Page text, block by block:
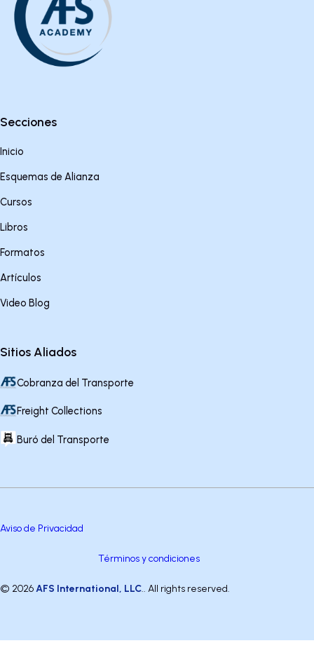
Secciones
Inicio
Esquemas de Alianza
Cursos
Libros
Formatos
Artículos
Video Blog
Sitios Aliados
Cobranza del Transporte
Freight Collections
Buró del Transporte
© 2026AFS International, LLC.. All rights reserved.
Términos y condiciones
Aviso de Privacidad